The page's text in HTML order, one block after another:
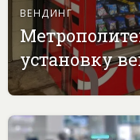
ВЕНДИНГ
установку